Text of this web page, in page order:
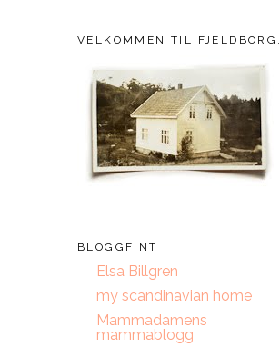
VELKOMMEN TIL FJELDBORG.
BLOGGFINT
Elsa Billgren
my scandinavian home
Mammadamens
mammablogg